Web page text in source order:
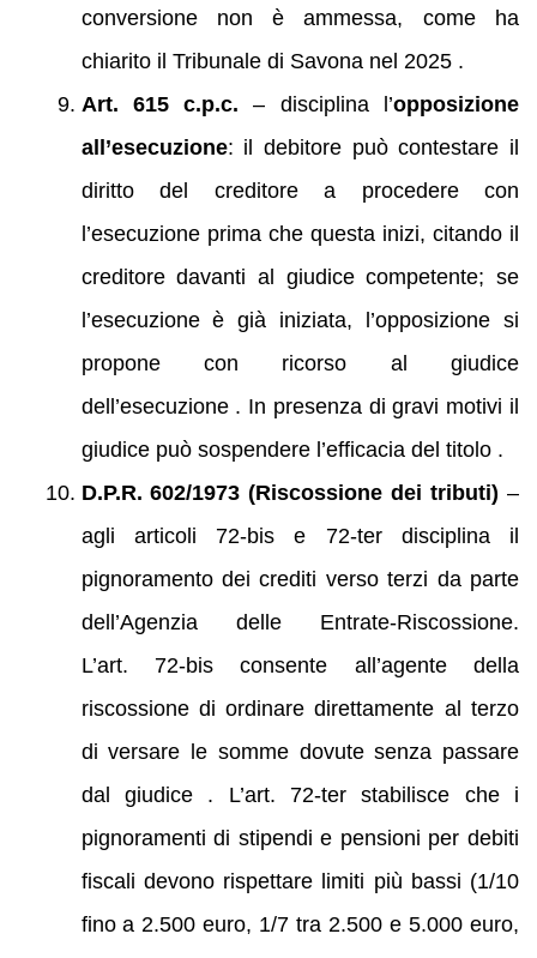
conversione non è ammessa, come ha
chiarito il Tribunale di Savona nel 2025 .
Art. 615 c.p.c. – disciplina l’opposizione
all’esecuzione: il debitore può contestare il
diritto del creditore a procedere con
l’esecuzione prima che questa inizi, citando il
creditore davanti al giudice competente; se
l’esecuzione è già iniziata, l’opposizione si
propone con ricorso al giudice
dell’esecuzione . In presenza di gravi motivi il
giudice può sospendere l’efficacia del titolo .
D.P.R. 602/1973 (Riscossione dei tributi) –
agli articoli 72‑bis e 72‑ter disciplina il
pignoramento dei crediti verso terzi da parte
dell’Agenzia delle Entrate‑Riscossione.
L’art. 72‑bis consente all’agente della
riscossione di ordinare direttamente al terzo
di versare le somme dovute senza passare
dal giudice . L’art. 72‑ter stabilisce che i
pignoramenti di stipendi e pensioni per debiti
fiscali devono rispettare limiti più bassi (1/10
fino a 2.500 euro, 1/7 tra 2.500 e 5.000 euro,